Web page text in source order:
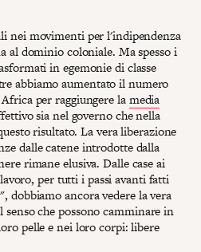
nei movimenti per l'indipendenza
al dominio coloniale. Ma spesso i
in egemonie di classe
abbiamo aumentato il numero
per raggiungere lamedia
sia nel governo che nella
risultato. La vera liberazione
dalle catene introdotte dalla
rimane elusiva. Dalle case ai
per tutti i passi avanti fatti
dobbiamo ancora vedere la vera
che possono camminare in
pelle e nei loro corpi: libere